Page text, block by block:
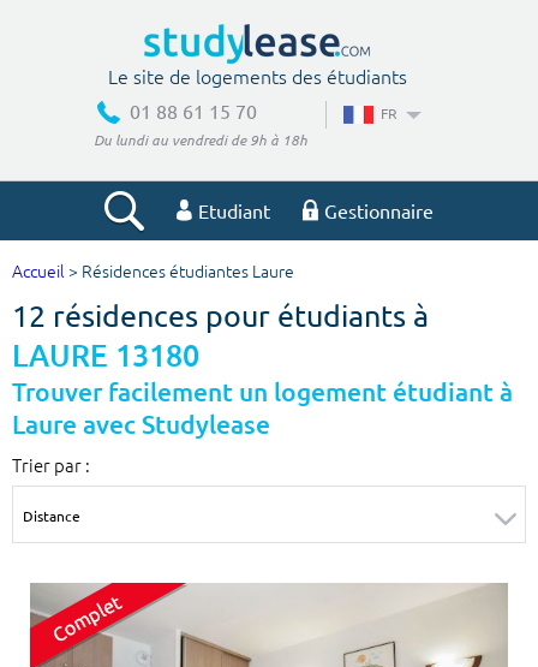
Le site de logements des étudiants
01 88 61 15 70
Du lundi au vendredi de 9h à 18h
FR
Etudiant Gestionnaire
Votre recherche
Ville, école
Accueil > Résidences étudiantes Laure
12 résidences pour étudiants à
LAURE 13180
Trouver facilement un logement étudiant à
Laure avec Studylease
Trier par :